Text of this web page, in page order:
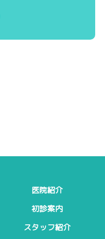
医院紹介
初診案内
スタッフ紹介